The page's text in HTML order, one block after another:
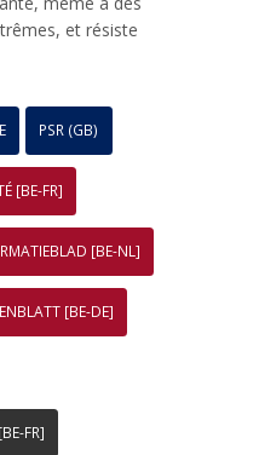
et résiste
PSR (GB)
[BE-FR]
[BE-NL]
[BE-DE]
FR]